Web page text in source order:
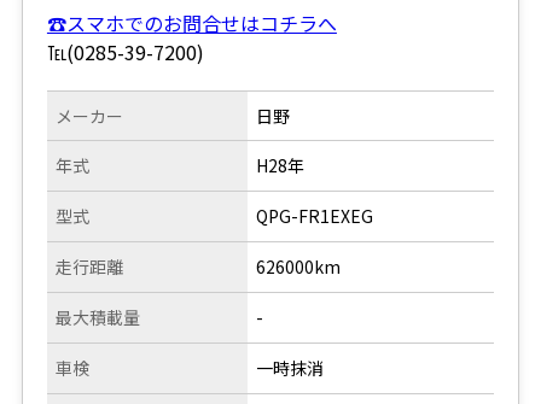
☎スマホでのお問合せはコチラへ
℡(0285-39-7200)
メーカー
年式
型式
走行距離
日野
H28年
QPG-FR1EXEG
626000km
最大積載量
車検
-
一時抹消